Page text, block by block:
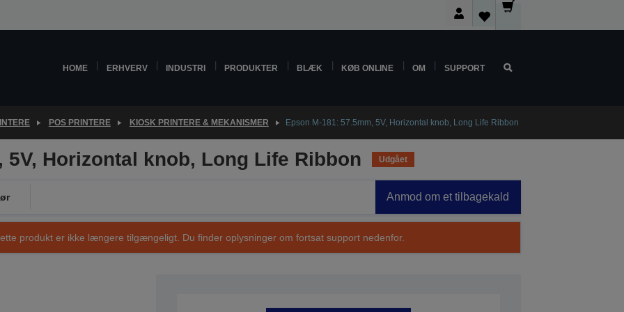
HOME ERHVERV INDUSTRI PRODUKTER BLÆK KØB ONLINE OM SUPPORT
POS PRINTERE KIOSK PRINTERE & MEKANISMER Epson M-181: 57.5mm, 5V, Horizontal knob, Long Life Ribbon
5V, Horizontal knob, Long Life Ribbon Udgået
Anmod om et tilbagekald
produkt er ikke længere tilgængeligt. Du finder oplysninger om fortsat support nedenfor.